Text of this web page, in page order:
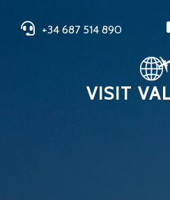
+34 687 514 890
VISIT